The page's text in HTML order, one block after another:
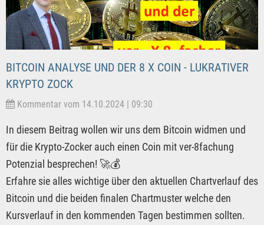
BITCOIN ANALYSE UND DER 8 X COIN - LUKRATIVER
KRYPTO ZOCK
Kommentar vom 14.10.2024 | 09:30
In diesem Beitrag wollen wir uns dem Bitcoin widmen und
für die Krypto-Zocker auch einen Coin mit ver-8fachung
Potenzial besprechen! 🚀💰
Erfahre sie alles wichtige über den aktuellen Chartverlauf des
Bitcoin und die beiden finalen Chartmuster welche den
Kursverlauf in den kommenden Tagen bestimmen sollten.